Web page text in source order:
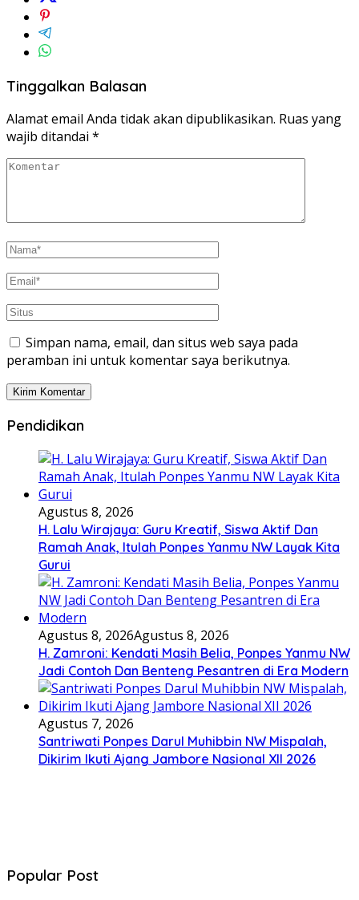
Tinggalkan Balasan
Alamat email Anda tidak akan dipublikasikan. Ruas yang
wajib ditandai *
Simpan nama, email, dan situs web saya pada
peramban ini untuk komentar saya berikutnya.
Pendidikan
Agustus 8, 2026
H. Lalu Wirajaya: Guru Kreatif, Siswa Aktif Dan
Ramah Anak, Itulah Ponpes Yanmu NW Layak Kita
Gurui
Agustus 8, 2026Agustus 8, 2026
H. Zamroni: Kendati Masih Belia, Ponpes Yanmu NW
Jadi Contoh Dan Benteng Pesantren di Era Modern
Agustus 7, 2026
Santriwati Ponpes Darul Muhibbin NW Mispalah,
Dikirim Ikuti Ajang Jambore Nasional XII 2026
Popular Post